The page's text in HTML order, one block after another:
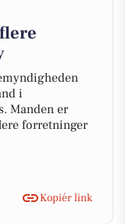
i
Manden er
forretninger
Kopiér link